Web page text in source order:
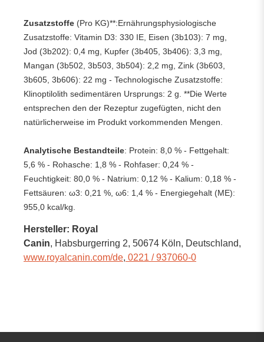
Zusatzstoffe (Pro KG)**:Ernährungsphysiologische
Zusatzstoffe: Vitamin D3: 330 IE, Eisen (3b103): 7 mg,
Jod (3b202): 0,4 mg, Kupfer (3b405, 3b406): 3,3 mg,
Mangan (3b502, 3b503, 3b504): 2,2 mg, Zink (3b603,
3b605, 3b606): 22 mg - Technologische Zusatzstoffe:
Klinoptilolith sedimentären Ursprungs: 2 g. **Die Werte
entsprechen den der Rezeptur zugefügten, nicht den
natürlicherweise im Produkt vorkommenden Mengen.
Analytische Bestandteile: Protein: 8,0 % - Fettgehalt:
5,6 % - Rohasche: 1,8 % - Rohfaser: 0,24 % -
Feuchtigkeit: 80,0 % - Natrium: 0,12 % - Kalium: 0,18 % -
Fettsäuren: ω3: 0,21 %, ω6: 1,4 % - Energiegehalt (ME):
955,0 kcal/kg.
Hersteller: Royal
Canin, Habsburgerring 2, 50674 Köln, Deutschland,
www.royalcanin.com/de, 0221 / 937060-0